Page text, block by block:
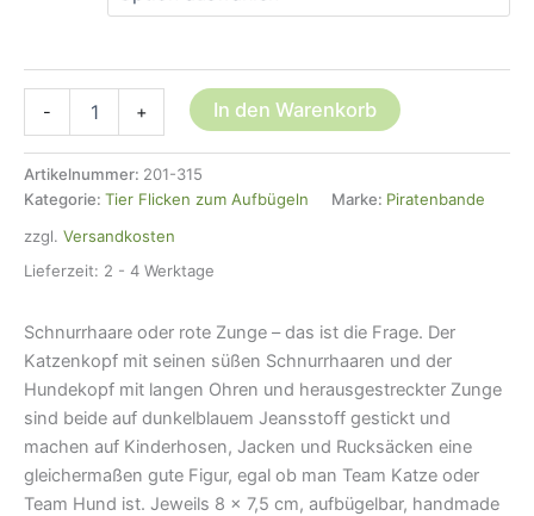
-
oder
Katze,
x
7,5
für
Kinder
Menge
+ In den Warenkorb
Artikelnummer: 201-315
Kategorie: Tier Flicken zum Aufbügeln Marke: Piratenbande
zzgl. Versandkosten
Lieferzeit: 2 - 4 Werktage
Schnurrhaare oder rote Zunge – das ist die Frage. Der
Katzenkopf mit seinen süßen Schnurrhaaren und der
Hundekopf mit langen Ohren und herausgestreckter Zunge
sind beide auf dunkelblauem Jeansstoff gestickt und
machen auf Kinderhosen, Jacken und Rucksäcken eine
gleichermaßen gute Figur, egal ob man Team Katze oder
Team Hund ist. Jeweils 8 × 7,5 cm, aufbügelbar, handmade